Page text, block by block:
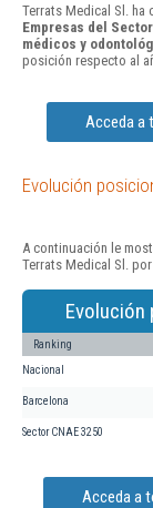
Terrats Medical Sl. ha
Empresas del
médicos y
posición respecto al
Acceda a
Evolución
A continuación le
Terrats Medical Sl.
Evolución
Ranking
Nacional
Barcelona
Sector CNAE 3250
Acceda a